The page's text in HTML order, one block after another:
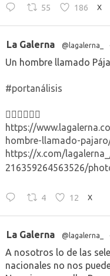
55 186 X
La Galerna @lagalerna_
Un hombre llamado
#portanálisis
👉🏻👉🏻👉🏻
https://
hombre-llamado-
https://x.com/
216359264563526/
4 12 X
La Galerna @lagalerna_
A nosotros lo de las
nacionales no nos